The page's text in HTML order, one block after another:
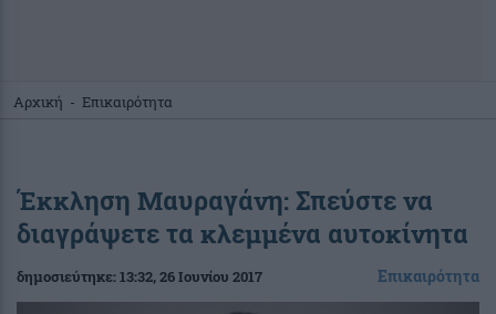
Αρχική - Επικαιρότητα
Έκκληση Μαυραγάνη: Σπεύστε να
διαγράψετε τα κλεμμένα αυτοκίνητα
δημοσιεύτηκε:13:32, 26 Ιουνίου 2017 Επικαιρότητα